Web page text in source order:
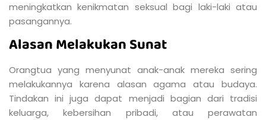
meningkatkan kenikmatan seksual bagi laki-laki atau
pasangannya.
Alasan Melakukan Sunat
Orangtua yang menyunat anak-anak mereka sering
melakukannya karena alasan agama atau budaya.
Tindakan ini juga dapat menjadi bagian dari tradisi
keluarga, kebersihan pribadi, atau perawatan